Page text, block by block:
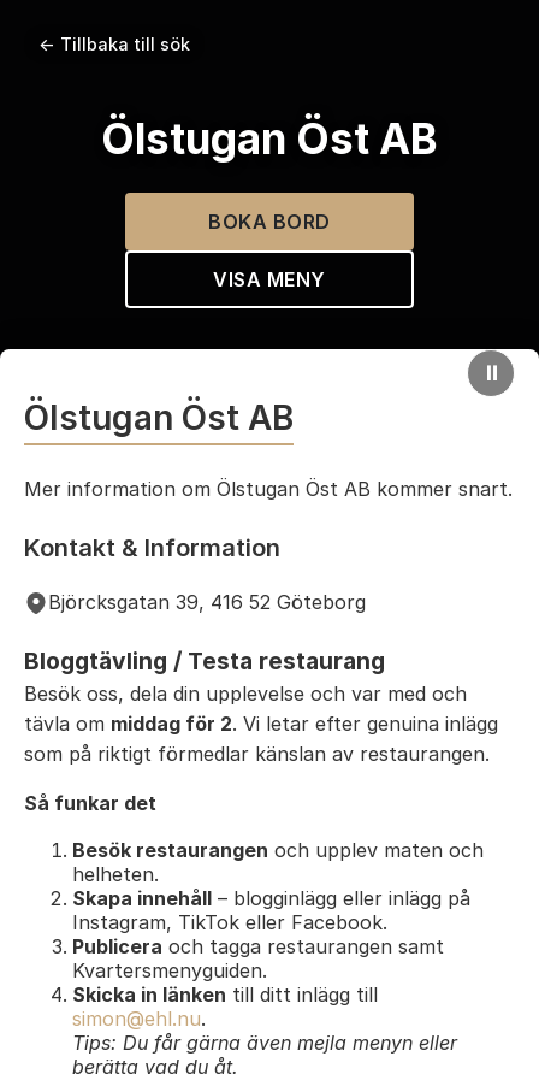
← Tillbaka till sök
Ölstugan Öst AB
BOKA BORD
VISA MENY
⏸
Ölstugan Öst AB
Mer information om Ölstugan Öst AB kommer snart.
Kontakt & Information
Björcksgatan 39, 416 52 Göteborg
Bloggtävling / Testa restaurang
Besök oss, dela din upplevelse och var med och
tävla om middag för 2. Vi letar efter genuina inlägg
som på riktigt förmedlar känslan av restaurangen.
Så funkar det
Besök restaurangen och upplev maten och
helheten.
Skapa innehåll – blogginlägg eller inlägg på
Instagram, TikTok eller Facebook.
Publicera och tagga restaurangen samt
Kvartersmenyguiden.
Skicka in länken till ditt inlägg till
simon@ehl.nu.
Tips: Du får gärna även mejla menyn eller
berätta vad du åt.